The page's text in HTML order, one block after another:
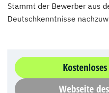
Stammt der Bewerber aus
Deutschkenntnisse
Webseite